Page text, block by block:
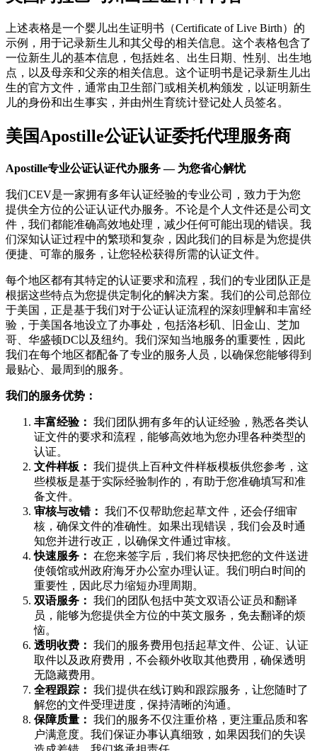
上述表格是一个婴儿出生证明书（Certificate of Live Birth）的
示例，用于记录新生儿和其父母的相关信息。这个表格包含了
一位新生儿的基本信息，包括姓名、出生日期、性别、出生地
点，以及母亲和父亲的相关信息。这个证明书是记录新生儿出
生的官方文件，通常由卫生部门或相关机构颁发，以证明新生
儿的身份和出生事实，并由州生育统计登记处人员签名。
美国Apostille公证认证委托代理服务商
Apostille专业公证认证代办服务 — 为您省心解忧
我们CEV是一家拥有多年认证经验的专业公司，致力于为您
提供全方位的公证认证代办服务。不论是个人文件还是公司文
件，我们都能准确高效地处理，减少任何可能出现的错误。我
们深知认证过程中的繁琐和复杂，因此我们的目标是为您提供
便捷、可靠的服务，让您轻松获得所需的认证文件。
每个地区都有其特定的认证要求和流程，我们的专业团队正是
根据这些特点为您提供定制化的解决方案。我们的公司总部位
于美国，正是基于我们对于公证认证流程的深刻理解和丰富经
验，于美国各地设立了办事处，包括洛杉矶、旧金山、芝加
哥、华盛顿DC以及纽约。我们深知当地服务的重要性，因此
我们在每个地区都配备了专业的服务人员，以确保您能够得到
最贴心、最周到的服务。
我们的服务优势：
丰富经验： 我们团队拥有多年的认证经验，熟悉各类认
证文件的要求和流程，能够高效地为您办理各种类型的
认证。
文件样板： 我们提供上百种文件样板模板供您参考，这
些模板是基于实际经验制作的，有助于您准确填写和准
备文件。
审核与改错： 我们不仅帮助您起草文件，还会仔细审
核，确保文件的准确性。如果出现错误，我们会及时通
知您并进行改正，以确保文件通过审核。
快速服务： 在您来签字后，我们将尽快把您的文件送进
使领馆或州政府海牙办公室办理认证。我们明白时间的
重要性，因此尽力缩短办理周期。
双语服务： 我们的团队包括中英文双语公证员和翻译
员，能够为您提供全方位的中英文服务，免去翻译的烦
恼。
透明收费： 我们的服务费用包括起草文件、公证、认证
取件以及政府费用，不会额外收取其他费用，确保透明
无隐藏费用。
全程跟踪： 我们提供在线订购和跟踪服务，让您随时了
解您的文件受理进度，保持清晰的沟通。
保障质量： 我们的服务不仅注重价格，更注重品质和客
户满意度。我们保证办事认真细致，如果因我们的失误